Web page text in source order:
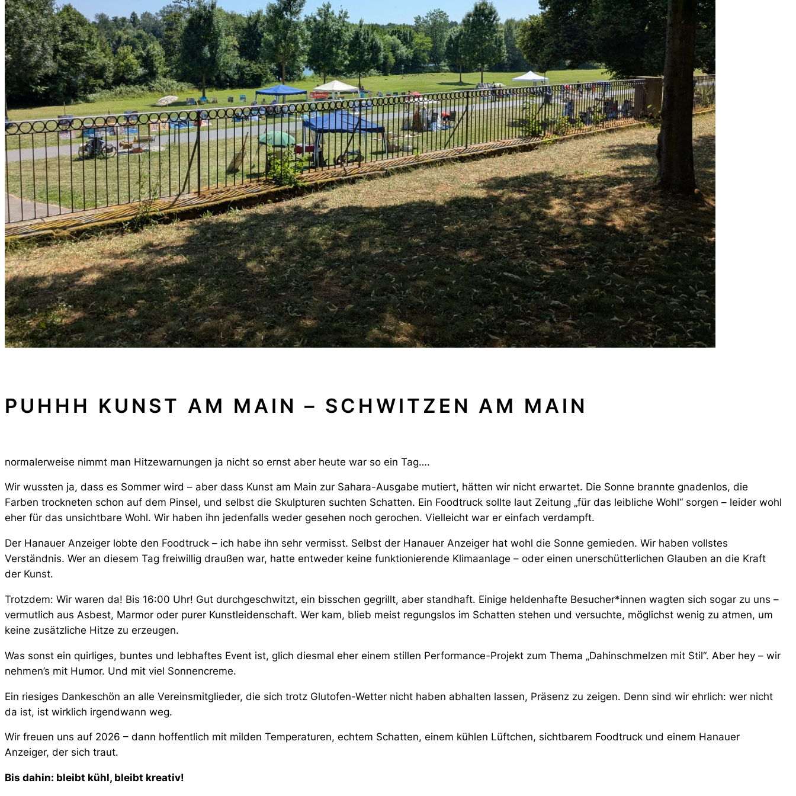
PUHHH KUNST AM MAIN – SCHWITZEN AM MAIN
normalerweise nimmt man Hitzewarnungen ja nicht so ernst aber heute war so ein Tag….
Wir wussten ja, dass es Sommer wird – aber dass Kunst am Main zur Sahara-Ausgabe mutiert, hätten wir nicht erwartet. Die Sonne brannte gnadenlos, die
Farben trockneten schon auf dem Pinsel, und selbst die Skulpturen suchten Schatten. Ein Foodtruck sollte laut Zeitung „für das leibliche Wohl“ sorgen – leider wohl
eher für das unsichtbare Wohl. Wir haben ihn jedenfalls weder gesehen noch gerochen. Vielleicht war er einfach verdampft.
Der Hanauer Anzeiger lobte den Foodtruck – ich habe ihn sehr vermisst. Selbst der Hanauer Anzeiger hat wohl die Sonne gemieden. Wir haben vollstes
Verständnis. Wer an diesem Tag freiwillig draußen war, hatte entweder keine funktionierende Klimaanlage – oder einen unerschütterlichen Glauben an die Kraft
der Kunst.
Trotzdem: Wir waren da! Bis 16:00 Uhr! Gut durchgeschwitzt, ein bisschen gegrillt, aber standhaft. Einige heldenhafte Besucher*innen wagten sich sogar zu uns –
vermutlich aus Asbest, Marmor oder purer Kunstleidenschaft. Wer kam, blieb meist regungslos im Schatten stehen und versuchte, möglichst wenig zu atmen, um
keine zusätzliche Hitze zu erzeugen.
Was sonst ein quirliges, buntes und lebhaftes Event ist, glich diesmal eher einem stillen Performance-Projekt zum Thema „Dahinschmelzen mit Stil“. Aber hey – wir
nehmen’s mit Humor. Und mit viel Sonnencreme.
Ein riesiges Dankeschön an alle Vereinsmitglieder, die sich trotz Glutofen-Wetter nicht haben abhalten lassen, Präsenz zu zeigen. Denn sind wir ehrlich: wer nicht
da ist, ist wirklich irgendwann weg.
Wir freuen uns auf 2026 – dann hoffentlich mit milden Temperaturen, echtem Schatten, einem kühlen Lüftchen, sichtbarem Foodtruck und einem Hanauer
Anzeiger, der sich traut.
Bis dahin: bleibt kühl, bleibt kreativ!